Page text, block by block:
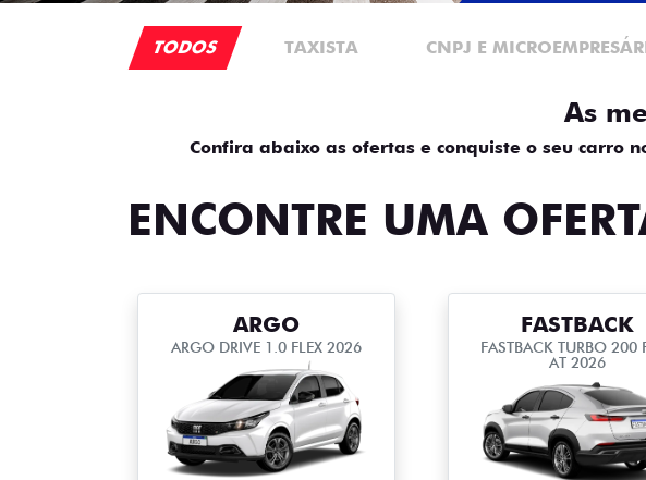
TODOS TAXISTA CNPJ E
As
Confira abaixo as ofertas e conquiste o seu carro
ENCONTRE UMA
ARGO
ARGO DRIVE 1.0 FLEX 2026
FASTBACK
FASTBACK TURBO 200
AT 2026